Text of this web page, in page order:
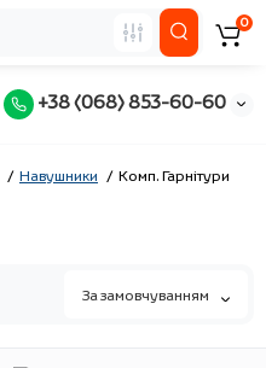
+38 (068) 853-60-60
0
Навушники Комп. Гарнітури
За замовчуванням